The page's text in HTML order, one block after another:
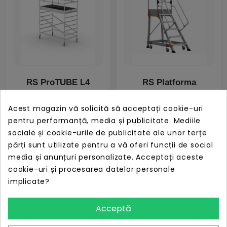
RS ProTUBE L4
Schela mobila
profesionala din
aluminiu H lucru
PRET
LIPSĂ STOC
6.696,14 lei
RS Platforma
mobila profesionala
EP4 din aluminiu, H
lucru 3,05m
PRET
LIPSĂ STOC
3.652,13 lei
TeleSM SM640
Piulita cofraje
Acest magazin vă solicită să acceptați cookie-uri
pentru performanță, media și publicitate. Mediile
sociale și cookie-urile de publicitate ale unor terțe
părți sunt utilizate pentru a vă oferi funcții de social
media și anunțuri personalizate. Acceptați aceste
cookie-uri și procesarea datelor personale
implicate?
Acceptă